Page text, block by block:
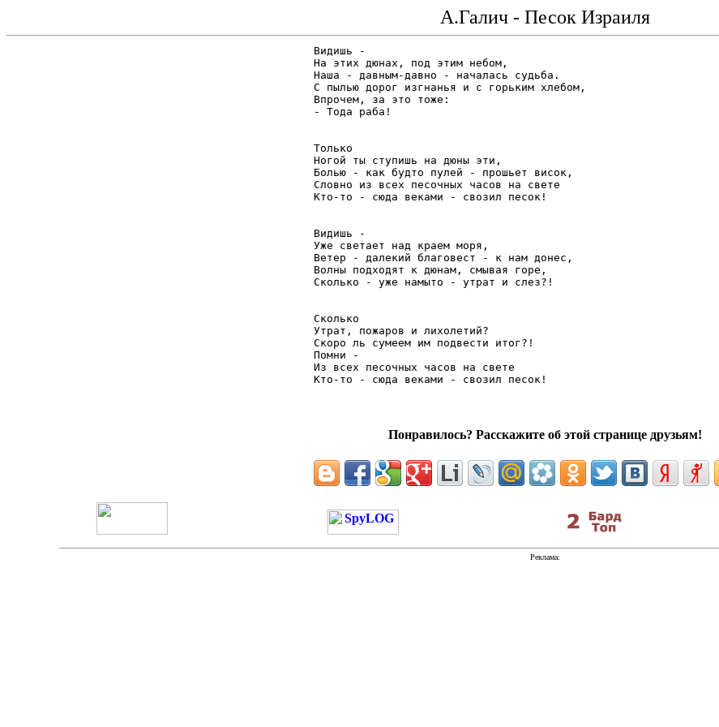
А.Галич - Песок Израиля
Видишь -
На этих дюнах, под этим небом,
Наша - давным-давно - началась судьба.
С пылью дорог изгнанья и с горьким хлебом,
Впрочем, за это тоже:
- Тода раба!
Только
Ногой ты ступишь на дюны эти,
Болью - как будто пулей - прошьет висок,
Словно из всех песочных часов на свете
Кто-то - сюда веками - свозил песок!
Видишь -
Уже светает над краем моря,
Ветер - далекий благовест - к нам донес,
Волны подходят к дюнам, смывая горе,
Сколько - уже намыто - утрат и слез?!
Сколько
Утрат, пожаров и лихолетий?
Скоро ль сумеем им подвести итог?!
Помни -
Из всех песочных часов на свете
Понравилось? Расскажите об этой странице друзьям!
Реклама: